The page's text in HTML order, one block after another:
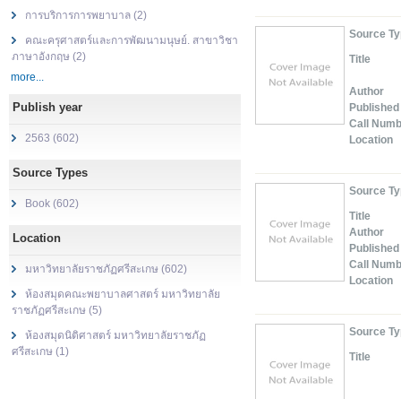
Source
Title
Author
Published
Call
Location
Source
Title
Author
Published
Call
Location
Source
Title
การบริการการพยาบาล (2)
คณะครุศาสตร์และการพัฒนามนุษย์. สาขาวิชา
ภาษาอังกฤษ (2)
more...
Publish year
2563 (602)
Source Types
Book (602)
Location
มหาวิทยาลัยราชภัฏศรีสะเกษ (602)
ห้องสมุดคณะพยาบาลศาสตร์ มหาวิทยาลัย
ราชภัฏศรีสะเกษ (5)
ห้องสมุดนิติศาสตร์ มหาวิทยาลัยราชภัฏ
ศรีสะเกษ (1)